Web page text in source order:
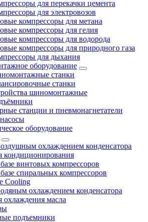
для перекачки цемента
для электровозов
компрессоры для метана
компрессоры для гелия
компрессоры для водорода
компрессоры для природного газа
для дыхания
оборудование
станки
станки
шиномонтажные
станции и пневмонагнетатели
оборудование
охлаждением конденсатора
кондиционирования
винтовых компрессоров
спиральных компрессоров
Cooling
охлаждением конденсатора
охлаждения масла
подъемники